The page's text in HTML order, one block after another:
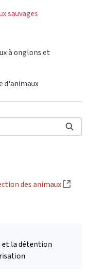
sauvages
à onglons et
d'animaux
des animaux (Lien
et la détention